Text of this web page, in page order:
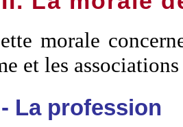
morale
et les
La profession